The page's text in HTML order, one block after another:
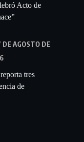
Acto de
DE AGOSTO DE
tres
de